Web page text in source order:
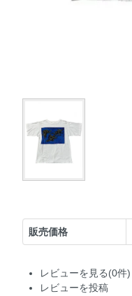
販売価格
レビューを見る(0件)
レビューを投稿